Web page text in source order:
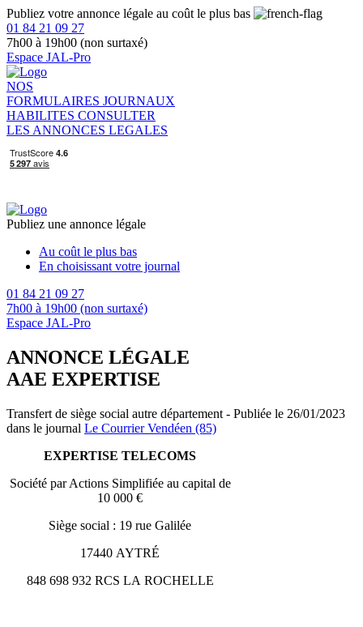
Publiez votre annonce légale au coût le plus bas
01 84 21 09 27
7h00 à 19h00 (non surtaxé)
Espace JAL-Pro
NOS
FORMULAIRES JOURNAUX
HABILITES CONSULTER
LES ANNONCES LEGALES
Publiez une annonce légale
Au coût le plus bas
En choisissant votre journal
01 84 21 09 27
7h00 à 19h00 (non surtaxé)
Espace JAL-Pro
ANNONCE LÉGALE
AAE EXPERTISE
Transfert de siège social autre département - Publiée le 26/01/2023
dans le journal Le Courrier Vendéen (85)
EXPERTISE TELECOMS
Société par Actions Simplifiée au capital de
10 000 €
Siège social : 19 rue Galilée
17440 AYTRÉ
848 698 932 RCS LA ROCHELLE